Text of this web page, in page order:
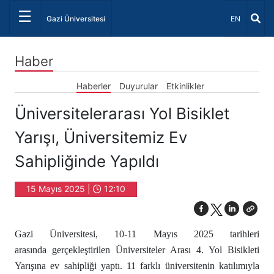
☰ Gazi Üniversitesi Dil Seçiniz
EN
Haber
Haberler Duyurular Etkinlikler
Üniversitelerarası Yol Bisiklet
Yarışı, Üniversitemiz Ev
Sahipliğinde Yapıldı
15 Mayıs 2025 | 12:10
Gazi Üniversitesi, 10-11 Mayıs 2025 tarihleri
arasında gerçekleştirilen Üniversiteler Arası 4. Yol Bisikleti
Yarışına ev sahipliği yaptı. 11 farklı üniversitenin katılımıyla